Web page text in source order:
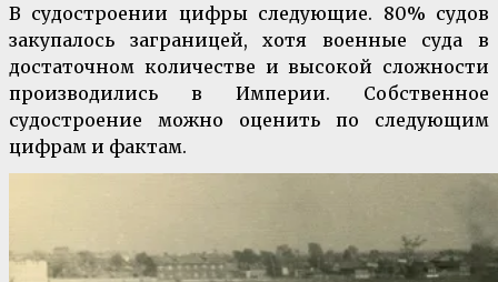
В судостроении цифры следующие. 80% судов
закупалось заграницей, хотя военные суда в
достаточном количестве и высокой сложности
производились в Империи. Собственное
судостроение можно оценить по следующим
цифрам и фактам.